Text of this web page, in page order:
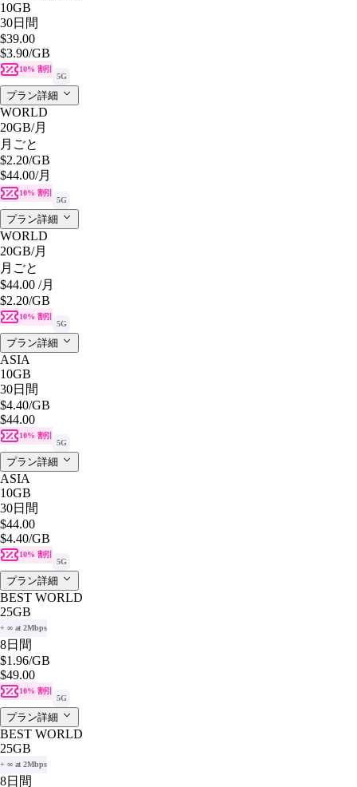
10GB
30日間
$39.00
$3.90/GB
10% 割引
5G
プラン詳細
WORLD
20GB/月
月ごと
$2.20/GB
$44.00/月
10% 割引
5G
プラン詳細
WORLD
20GB/月
月ごと
$44.00 /月
$2.20/GB
10% 割引
5G
プラン詳細
ASIA
10GB
30日間
$4.40/GB
$44.00
10% 割引
5G
プラン詳細
ASIA
10GB
30日間
$44.00
$4.40/GB
10% 割引
5G
プラン詳細
BEST WORLD
25GB
+ ∞ at 2Mbps
8日間
$1.96/GB
$49.00
10% 割引
5G
プラン詳細
BEST WORLD
25GB
+ ∞ at 2Mbps
8日間